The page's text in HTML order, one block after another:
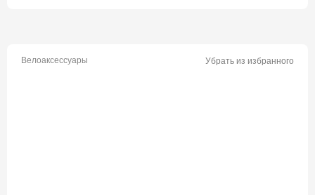
Велоаксессуары Убрать из избранного